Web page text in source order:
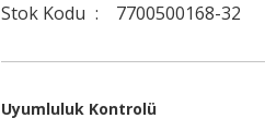
Stok Kodu
7700500168-32
Uyumluluk Kontrolü